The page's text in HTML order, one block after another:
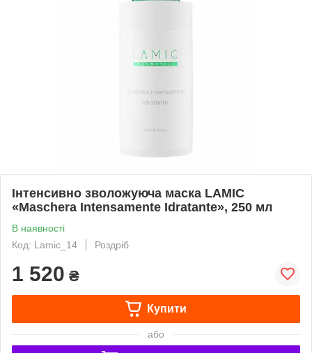
Інтенсивно зволожуюча маска LAMIC
«Maschera Intensamente Idratante», 250 мл
В наявності
Код: Lamic_14
Роздріб
1 520 ₴
Купити
або